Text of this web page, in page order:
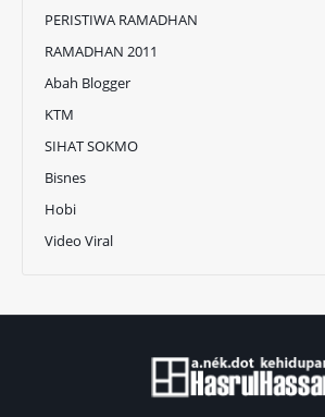
PERISTIWA RAMADHAN
RAMADHAN 2011
Abah Blogger
KTM
SIHAT SOKMO
Bisnes
Hobi
Video Viral